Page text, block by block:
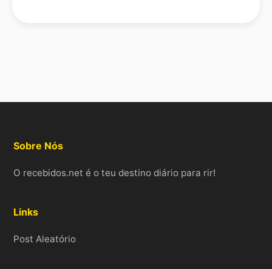
Sobre Nós
O recebidos.net é o teu destino diário para rir!
Links
Post Aleatório